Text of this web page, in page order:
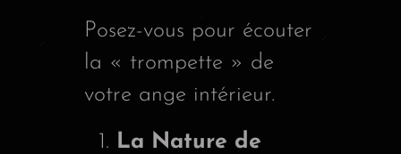
Posez-vous pour écouter
la « trompette » de
votre ange intérieur.
La Nature de